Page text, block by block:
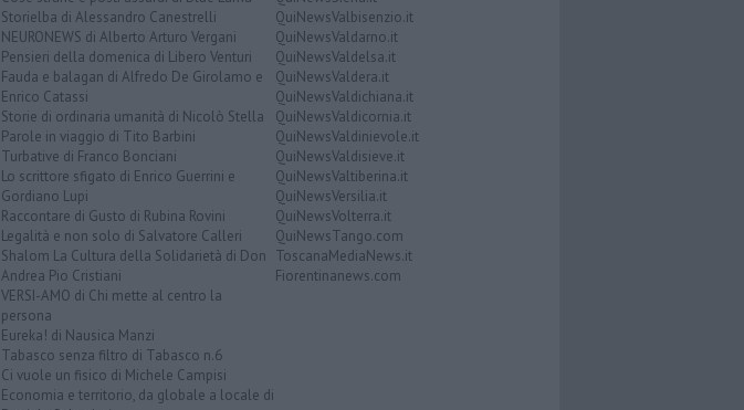
Storielba di Alessandro Canestrelli
NEURONEWS di Alberto Arturo Vergani
Pensieri della domenica di Libero Venturi
Fauda e balagan di Alfredo De Girolamo e
Enrico Catassi
Storie di ordinaria umanità di Nicolò Stella
Parole in viaggio di Tito Barbini
Turbative di Franco Bonciani
Lo scrittore sfigato di Enrico Guerrini e
Gordiano Lupi
Raccontare di Gusto di Rubina Rovini
Legalità e non solo di Salvatore Calleri
Shalom La Cultura della Solidarietà di Don
Andrea Pio Cristiani
VERSI-AMO di Chi mette al centro la
persona
Eureka! di Nausica Manzi
Tabasco senza filtro di Tabasco n.6
Ci vuole un fisico di Michele Campisi
Economia e territorio, da globale a locale di
QuiNewsValbisenzio.it
QuiNewsValdarno.it
QuiNewsValdelsa.it
QuiNewsValdera.it
QuiNewsValdichiana.it
QuiNewsValdicornia.it
QuiNewsValdinievole.it
QuiNewsValdisieve.it
QuiNewsValtiberina.it
QuiNewsVersilia.it
QuiNewsVolterra.it
QuiNewsTango.com
ToscanaMediaNews.it
Fiorentinanews.com